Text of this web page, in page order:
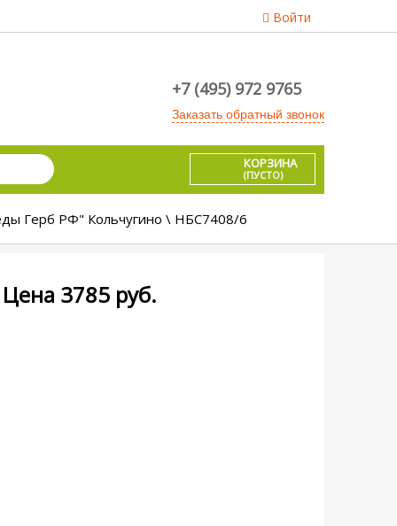
Войти
+7 (495) 972 9765
Заказать обратный звонок
КОРЗИНА
(ПУСТО)
Герб РФ" Кольчугино \ НБС7408/6
Цена 3785руб.